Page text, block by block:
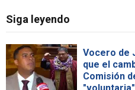
Siga leyendo
Vocero de
que el
Comisión
"voluntaria"